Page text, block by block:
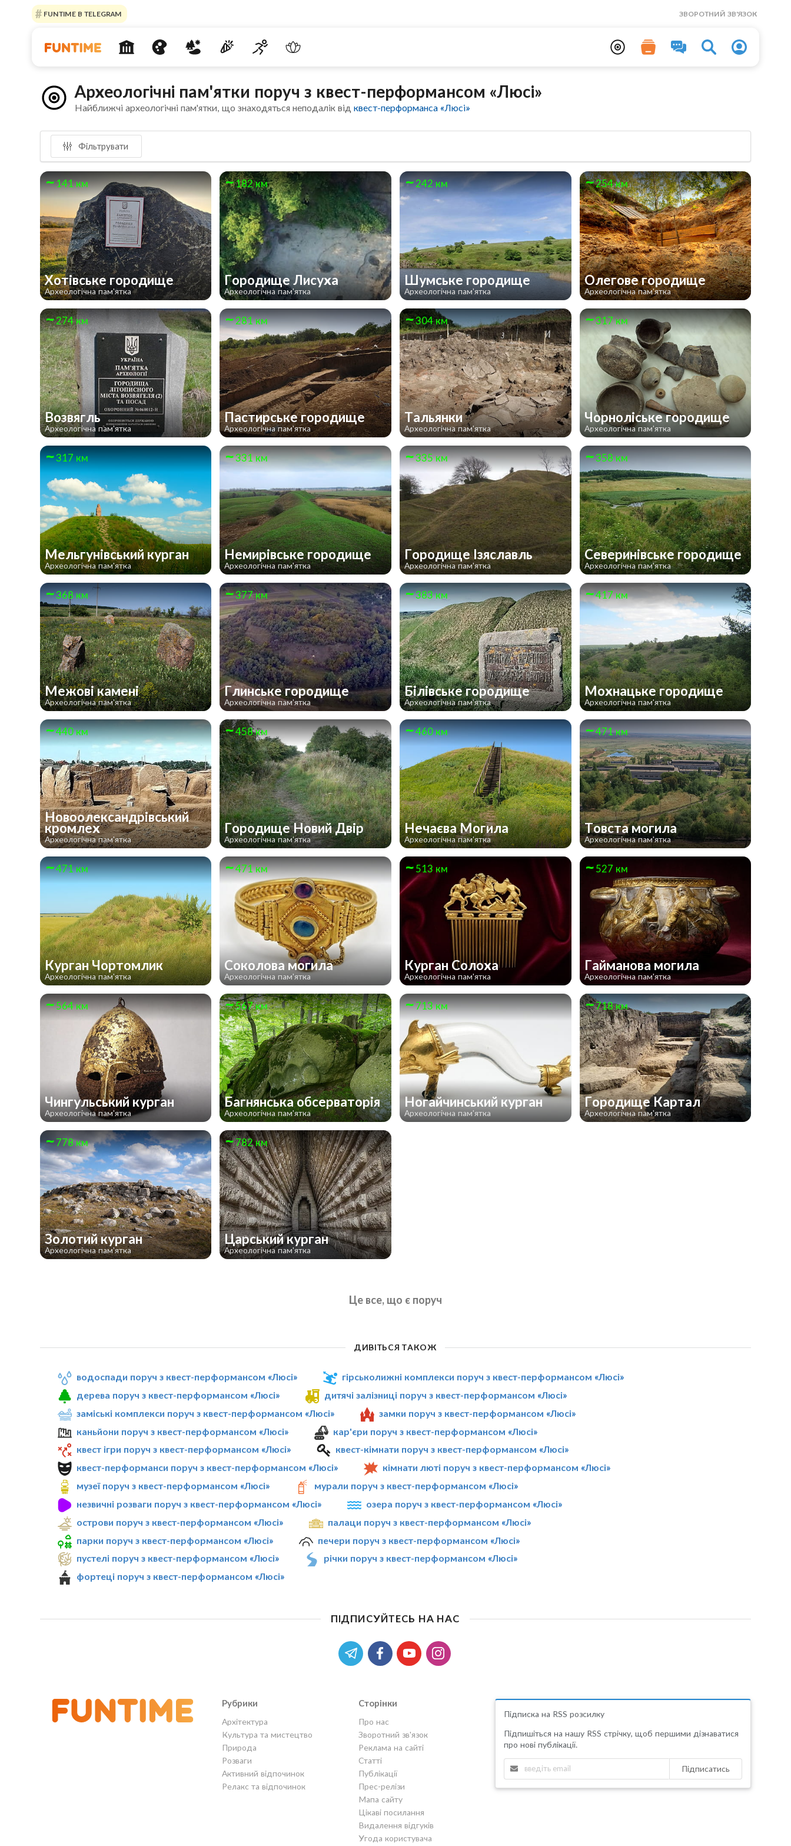
FUNTIME В TELEGRAM ЗВОРОТНИЙ ЗВ'ЯЗОК
Археологічні пам'ятки поруч з квест-перформансом «Люсі»
Найближчі археологічні пам'ятки, що знаходяться неподалік відквест-перформанса «Люсі»
Фільтрувати
141 км
Хотівське городище
Археологічна пам'ятка
182 км
Городище Лисуха
Археологічна пам'ятка
242 км
Шумське городище
Археологічна пам'ятка
254 км
Олегове городище
Археологічна пам'ятка
274 км
Возвягль
Археологічна пам'ятка
281 км
Пастирське городище
Археологічна пам'ятка
304 км
Тальянки
Археологічна пам'ятка
317 км
Чорноліське городище
Археологічна пам'ятка
317 км
Мельгунівський курган
Археологічна пам'ятка
331 км
Немирівське городище
Археологічна пам'ятка
335 км
Городище Ізяславль
Археологічна пам'ятка
358 км
Северинівське городище
Археологічна пам'ятка
368 км
Межові камені
Археологічна пам'ятка
377 км
Глинське городище
Археологічна пам'ятка
383 км
Білівське городище
Археологічна пам'ятка
417 км
Мохнацьке городище
Археологічна пам'ятка
440 км
Новоолександрівський
кромлех
Археологічна пам'ятка
458 км
Городище Новий Двір
Археологічна пам'ятка
460 км
Нечаєва Могила
Археологічна пам'ятка
471 км
Товста могила
Археологічна пам'ятка
471 км
Курган Чортомлик
Археологічна пам'ятка
471 км
Соколова могила
Археологічна пам'ятка
513 км
Курган Солоха
Археологічна пам'ятка
527 км
Гайманова могила
Археологічна пам'ятка
564 км
Чингульський курган
Археологічна пам'ятка
567 км
Багнянська обсерваторія
Археологічна пам'ятка
713 км
Ногайчинський курган
Археологічна пам'ятка
718 км
Городище Картал
Археологічна пам'ятка
778 км
Золотий курган
Археологічна пам'ятка
782 км
Царський курган
Археологічна пам'ятка
Це все, що є поруч
ДИВІТЬСЯ ТАКОЖ
водоспади поруч з квест-перформансом «Люсі»
гірськолижні комплекси поруч з квест-перформансом «Люсі»
дерева поруч з квест-перформансом «Люсі»
дитячі залізниці поруч з квест-перформансом «Люсі»
заміські комплекси поруч з квест-перформансом «Люсі»
замки поруч з квест-перформансом «Люсі»
каньйони поруч з квест-перформансом «Люсі»
кар'єри поруч з квест-перформансом «Люсі»
квест ігри поруч з квест-перформансом «Люсі»
квест-кімнати поруч з квест-перформансом «Люсі»
квест-перформанси поруч з квест-перформансом «Люсі»
кімнати люті поруч з квест-перформансом «Люсі»
музеї поруч з квест-перформансом «Люсі»
мурали поруч з квест-перформансом «Люсі»
незвичні розваги поруч з квест-перформансом «Люсі»
озера поруч з квест-перформансом «Люсі»
острови поруч з квест-перформансом «Люсі»
палаци поруч з квест-перформансом «Люсі»
парки поруч з квест-перформансом «Люсі»
печери поруч з квест-перформансом «Люсі»
пустелі поруч з квест-перформансом «Люсі»
річки поруч з квест-перформансом «Люсі»
фортеці поруч з квест-перформансом «Люсі»
ПІДПИСУЙТЕСЬ НА НАС
Рубрики
Архітектура
Культура та мистецтво
Природа
Розваги
Активний відпочинок
Релакс та відпочинок
Сторінки
Про нас
Зворотний зв'язок
Реклама на сайті
Статті
Публікації
Прес-релізи
Мапа сайту
Цікаві посилання
Видалення відгуків
Угода користувача
Підписка на RSS розсилку
Підпишіться на нашу RSS стрічку, щоб першими дізнаватися
про нові публікації.
Підписатись